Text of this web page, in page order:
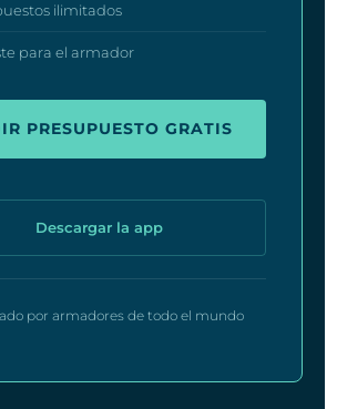
ilimitados
para el armador
PRESUPUESTO GRATIS
Descargar la app
por armadores de todo el mundo